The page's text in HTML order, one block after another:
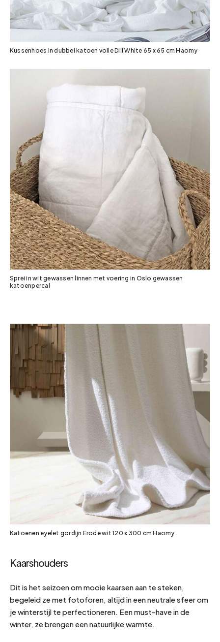
Kussenhoes in dubbel katoen voile Dili White 65 x 65 cm Haomy
Sprei in wit gewassen linnen met voering in Oslo gewassen
katoenpercal
Katoenen eyelet gordijn Erode wit 120 x 300 cm Haomy
Kaarshouders
Dit is het seizoen om mooie kaarsen aan te steken,
begeleid ze met fotoforen, altijd in een neutrale sfeer om
je winterstijl te perfectioneren. Een must-have in de
winter, ze brengen een natuurlijke warmte.